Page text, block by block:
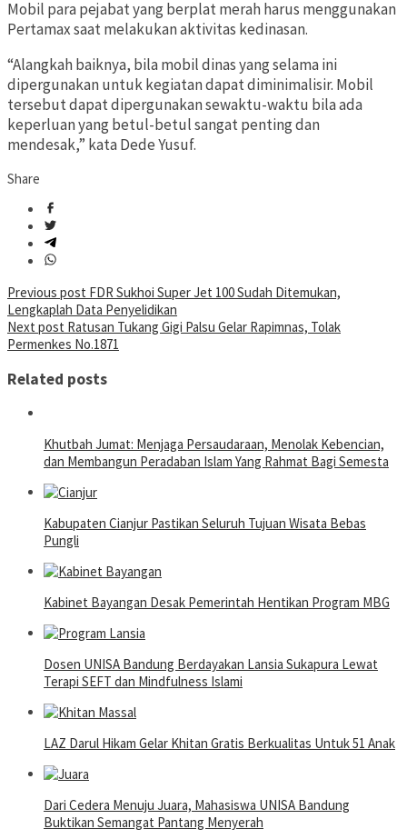
Mobil para pejabat yang berplat merah harus menggunakan
Pertamax saat melakukan aktivitas kedinasan.
“Alangkah baiknya, bila mobil dinas yang selama ini
dipergunakan untuk kegiatan dapat diminimalisir. Mobil
tersebut dapat dipergunakan sewaktu-waktu bila ada
keperluan yang betul-betul sangat penting dan
mendesak,” kata Dede Yusuf.
Share
Post
navigation
Previous post FDR Sukhoi Super Jet 100 Sudah Ditemukan,
Lengkaplah Data Penyelidikan
Next post Ratusan Tukang Gigi Palsu Gelar Rapimnas, Tolak
Permenkes No.1871
Related posts
Khutbah Jumat: Menjaga Persaudaraan, Menolak Kebencian,
dan Membangun Peradaban Islam Yang Rahmat Bagi Semesta
Kabupaten Cianjur Pastikan Seluruh Tujuan Wisata Bebas
Pungli
Kabinet Bayangan Desak Pemerintah Hentikan Program MBG
Dosen UNISA Bandung Berdayakan Lansia Sukapura Lewat
Terapi SEFT dan Mindfulness Islami
LAZ Darul Hikam Gelar Khitan Gratis Berkualitas Untuk 51 Anak
Dari Cedera Menuju Juara, Mahasiswa UNISA Bandung
Buktikan Semangat Pantang Menyerah